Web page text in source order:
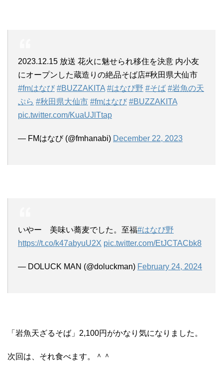
2023.12.15 放送 花火に魅せられ移住を決意 内小友
にオープンした蔵造りの絶品そば店#秋田県大仙市
#fmはなび #BUZZAKITA #はなび野 #そば #岩魚の天
ぷら #秋田県大仙市 #fmはなび #BUZZAKITA
pic.twitter.com/KuaUJlTtap
— FMはなび (@fmhanabi) December 22, 2023
いやー 美味い蕎麦でした。至福#はなび野
https://t.co/k47abyuU2X pic.twitter.com/EtJCTACbk8
— DOLUCK MAN (@doluckman) February 24, 2024
「岩魚天ざるそば」2,100円がかなり気になりました。
次回は、それ食べます。＾＾